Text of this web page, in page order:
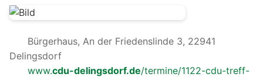
Bürgerhaus, An der Friedenslinde 3, 22941
Delingsdorf
www.cdu-delingsdorf.de/termine/1122-cdu-treff-